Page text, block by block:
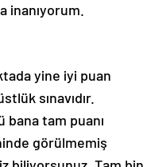
inanıyorum.
yine iyi puan
sınavıdır.
bana tam puanı
görülmemiş